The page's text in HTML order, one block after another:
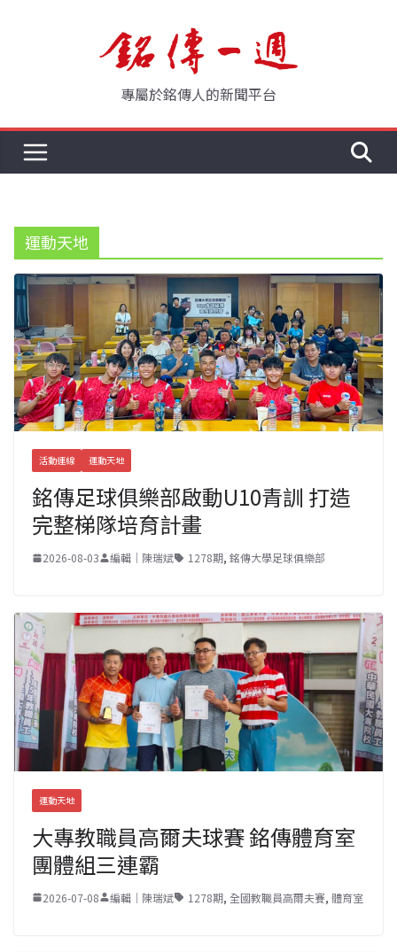
專屬於銘傳人的新聞平台
運動天地
活動連線 運動天地
銘傳足球俱樂部啟動U10青訓 打造
完整梯隊培育計畫
2026-08-03 編輯｜陳瑞斌 1278期, 銘傳大學足球俱樂部
運動天地
大專教職員高爾夫球賽 銘傳體育室
團體組三連霸
2026-07-08 編輯｜陳瑞斌 1278期, 全國教職員高爾夫賽, 體育室